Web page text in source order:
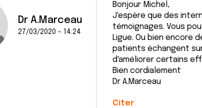
Dr A.Marceau
27/03/2020 - 14:24
Bonjour Michel,
J'espère que des
témoignages. Vous
Ligue. Ou bien encore
patients échangent
d'améliorer certains
Bien cordialement
Dr A.Marceau
Citer